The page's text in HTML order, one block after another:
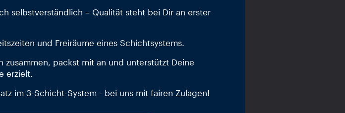
selbstverständlich – Qualität steht bei Dir an erster
und Freiräume eines Schichtsystems.
zusammen, packst mit an und unterstützt Deine
erzielt.
im 3-Schicht-System - bei uns mit fairen Zulagen!